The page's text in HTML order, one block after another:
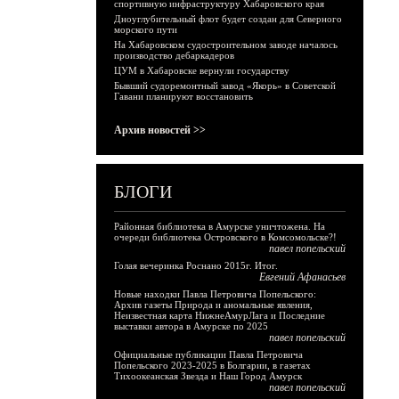
спортивную инфраструктуру Хабаровского края
Дноуглубительный флот будет создан для Северного
морского пути
На Хабаровском судостроительном заводе началось
производство дебаркадеров
ЦУМ в Хабаровске вернули государству
Бывший судоремонтный завод «Якорь» в Советской
Гавани планируют восстановить
Архив новостей >>
БЛОГИ
Районная библиотека в Амурске уничтожена. На
очереди библиотека Островского в Комсомольске?!
павел попельский
Голая вечеринка Роснано 2015г. Итог.
Евгений Афанасьев
Новые находки Павла Петровича Попельского:
Архив газеты Природа и аномальные явления,
Неизвестная карта НижнеАмурЛага и Последние
выставки автора в Амурске по 2025
павел попельский
Официальные публикации Павла Петровича
Попельского 2023-2025 в Болгарии, в газетах
Тихоокеанская Звезда и Наш Город Амурск
павел попельский